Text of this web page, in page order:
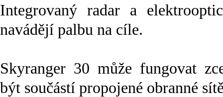
Integrovaný radar a
navádějí palbu na cíle.
Skyranger 30 může fungovat
být součástí propojené obranné